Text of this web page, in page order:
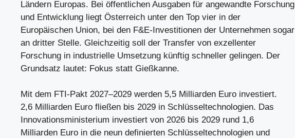
Ländern Europas. Bei öffentlichen Ausgaben für angewandte Forschung
und Entwicklung liegt Österreich unter den Top vier in der
Europäischen Union, bei den F&E-Investitionen der Unternehmen sogar
an dritter Stelle. Gleichzeitig soll der Transfer von exzellenter
Forschung in industrielle Umsetzung künftig schneller gelingen. Der
Grundsatz lautet: Fokus statt Gießkanne.
Mit dem FTI-Pakt 2027–2029 werden 5,5 Milliarden Euro investiert.
2,6 Milliarden Euro fließen bis 2029 in Schlüsseltechnologien. Das
Innovationsministerium investiert von 2026 bis 2029 rund 1,6
Milliarden Euro in die neun definierten Schlüsseltechnologien und